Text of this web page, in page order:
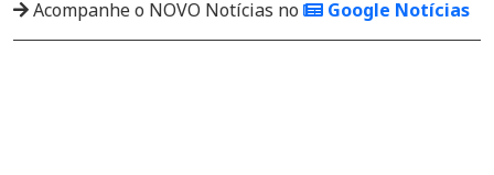
Acompanhe o NOVO Notícias no Google Notícias